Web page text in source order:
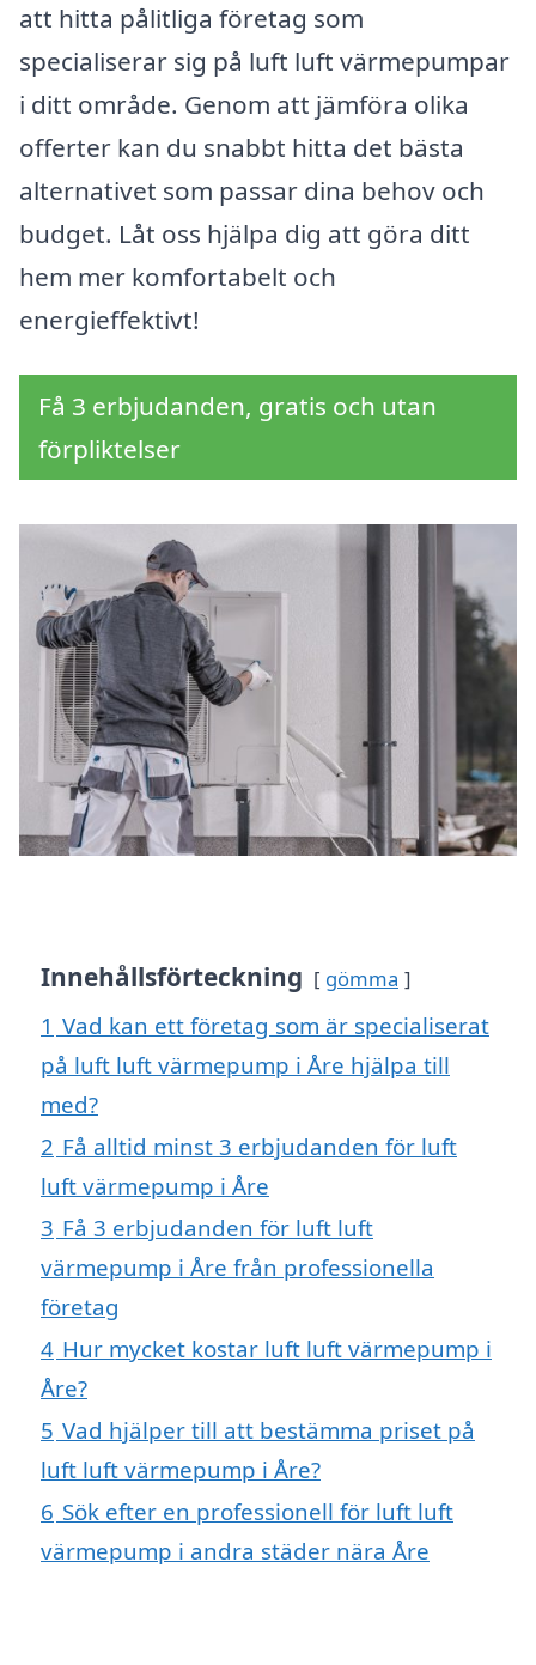
att hitta pålitliga företag som
specialiserar sig på luft luft värmepumpar
i ditt område. Genom att jämföra olika
offerter kan du snabbt hitta det bästa
alternativet som passar dina behov och
budget. Låt oss hjälpa dig att göra ditt
hem mer komfortabelt och
energieffektivt!
Få 3 erbjudanden, gratis och utan
förpliktelser
Innehållsförteckning gömma
1 Vad kan ett företag som är specialiserat
på luft luft värmepump i Åre hjälpa till
med?
2 Få alltid minst 3 erbjudanden för luft
luft värmepump i Åre
3 Få 3 erbjudanden för luft luft
värmepump i Åre från professionella
företag
4 Hur mycket kostar luft luft värmepump i
Åre?
5 Vad hjälper till att bestämma priset på
luft luft värmepump i Åre?
6 Sök efter en professionell för luft luft
värmepump i andra städer nära Åre